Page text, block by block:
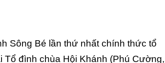
Sông Bé lần thứ nhất chính thức tổ
đình chùa Hội Khánh (Phú Cường,